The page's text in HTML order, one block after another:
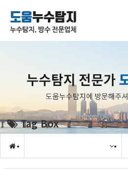
Tag Box